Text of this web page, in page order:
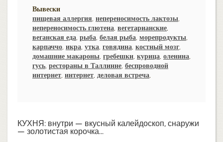
Вывески
пищевая аллергия, непереносимость лактозы,
непереносимость глютена, вегетарианские,
веганская еда, рыба, белая рыба, морепродукты,
карпаччо, икра, утка, говядина, костный мозг,
домашние макароны, гребешки, курица, оленина,
гусь, рестораны в Таллинне, беспроводной
интернет, интернет, деловая встреча,
КУХНЯ: внутри — вкусный калейдоскоп, снаружи
— золотистая корочка...